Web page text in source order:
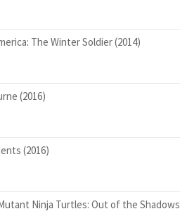
The Winter Soldier (2014)
(2016)
(2016)
Ninja Turtles: Out of the Shadows